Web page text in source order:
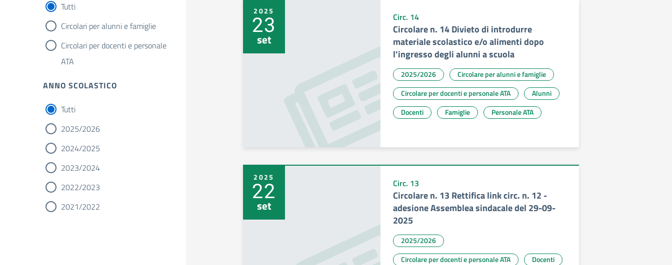
Tutti
Circolari per alunni e famiglie
Circolari per docenti e personale
ATA
ANNO SCOLASTICO
Tutti
2025/2026
2024/2025
2023/2024
2022/2023
2021/2022
2025
23
set
Circ. 14
Circolare n. 14 Divieto di introdurre
materiale scolastico e/o alimenti dopo
l’ingresso degli alunni a scuola
2025/2026
Circolare per alunni e famiglie
Circolare per docenti e personale ATA
Alunni
Docenti
Famiglie Personale ATA
2025
22
set
Circ. 13
Circolare n. 13 Rettifica link circ. n. 12 -
adesione Assemblea sindacale del 29-09-
2025
2025/2026
Circolare per docenti e personale ATA
Docenti